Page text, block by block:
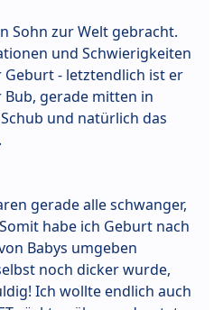
Sohn zur Welt gebracht.
und Schwierigkeiten
- letztendlich ist er
gerade mitten in
und natürlich das
gerade alle schwanger,
habe ich Geburt nach
Babys umgeben
noch dicker wurde,
Ich wollte endlich auch